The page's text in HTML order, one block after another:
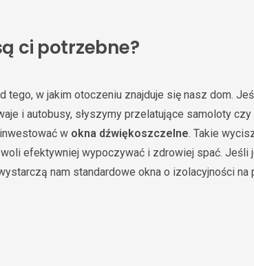
ci potrzebne?
tego, w jakim otoczeniu znajduje się nasz dom.
i autobusy, słyszymy przelatujące samoloty
w okna dźwiękoszczelne. Takie
efektywniej wypoczywać i zdrowiej spać. Jeśli
nam standardowe okna o izolacyjności na